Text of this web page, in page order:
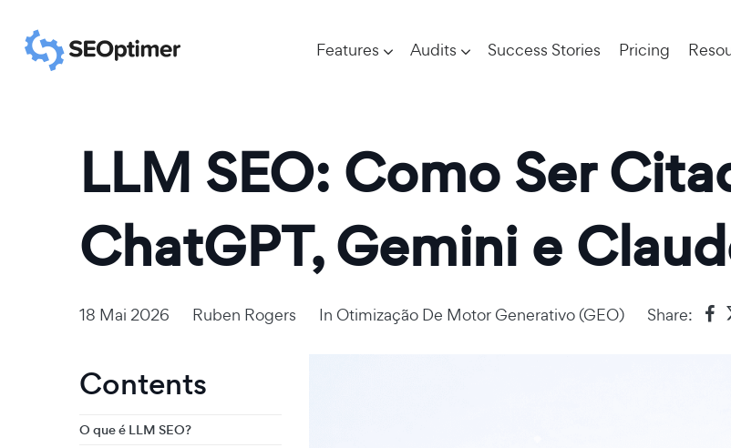
Features Audits Success Stories Pricing
LLM SEO: Como Ser
ChatGPT, Gemini e
18 Mai 2026 Ruben Rogers In Otimização De Motor Generativo (GEO) Share:
Contents
O que é LLM SEO?